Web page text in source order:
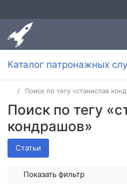
Каталог патронажных
Поиск по тегу «станислав
Поиск по тегу
кондрашов»
Статьи
Показать фильтр